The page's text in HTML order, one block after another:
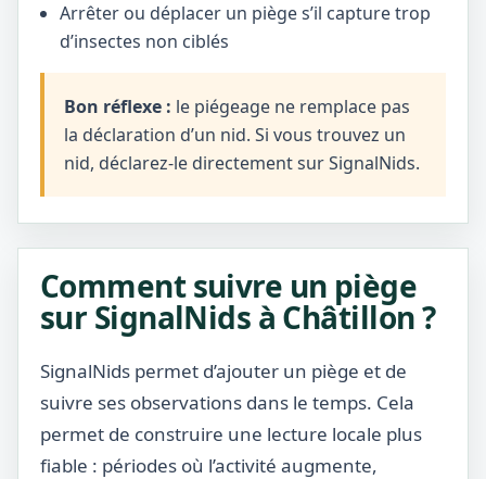
Arrêter ou déplacer un piège s’il capture trop
d’insectes non ciblés
Bon réflexe : le piégeage ne remplace pas
la déclaration d’un nid. Si vous trouvez un
nid, déclarez-le directement sur SignalNids.
Comment suivre un piège
sur SignalNids à Châtillon ?
SignalNids permet d’ajouter un piège et de
suivre ses observations dans le temps. Cela
permet de construire une lecture locale plus
fiable : périodes où l’activité augmente,